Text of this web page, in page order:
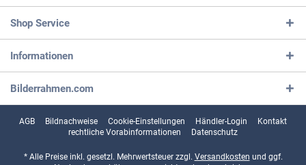
Shop Service
Informationen
Bilderrahmen.com
AGB Bildnachweise Cookie-Einstellungen Händler-Login
Kontakt
rechtliche Vorabinformationen
Datenschutz
* Alle Preise inkl. gesetzl. Mehrwertsteuer zzgl. Versandkosten und ggf.